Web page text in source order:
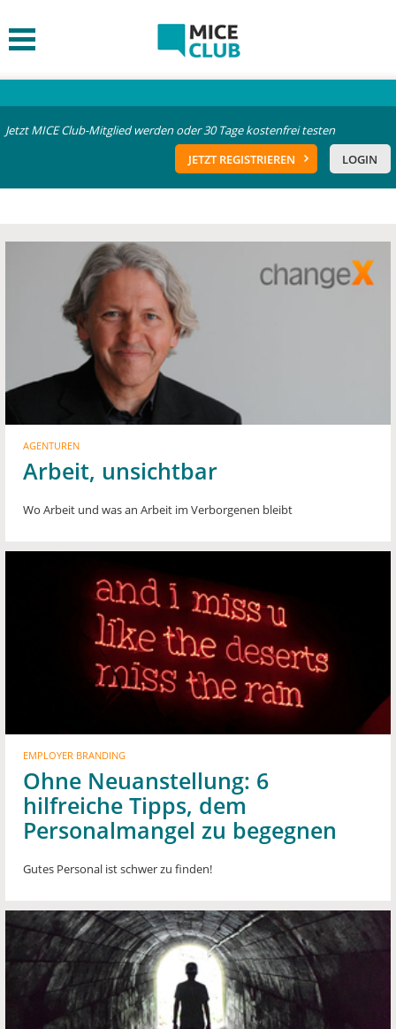
Jetzt MICE Club-Mitglied werden oder 30 Tage kostenfrei testen
JETZT REGISTRIEREN
LOGIN
AGENTUREN
Arbeit, unsichtbar
Wo Arbeit und was an Arbeit im Verborgenen bleibt
EMPLOYER BRANDING
Ohne Neuanstellung: 6
hilfreiche Tipps, dem
Personalmangel zu begegnen
Gutes Personal ist schwer zu finden!